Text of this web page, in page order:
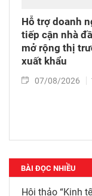
Hỗ trợ doanh
tiếp cận nhà
mở rộng thị
xuất khẩu
07/08/2026
BÀI ĐỌC NHIỀU
Hội thảo “Kinh